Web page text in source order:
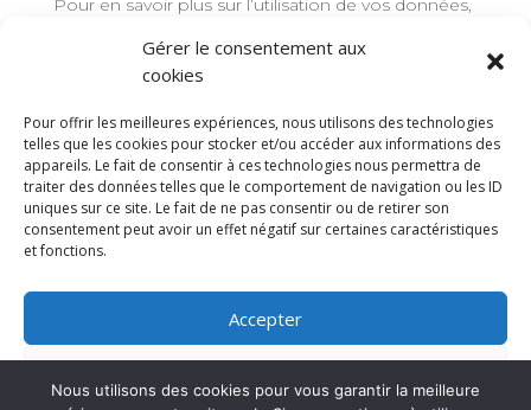
Gérer le consentement aux
cookies
Pour offrir les meilleures expériences, nous utilisons des technologies
telles que les cookies pour stocker et/ou accéder aux informations des
appareils. Le fait de consentir à ces technologies nous permettra de
traiter des données telles que le comportement de navigation ou les ID
uniques sur ce site. Le fait de ne pas consentir ou de retirer son
consentement peut avoir un effet négatif sur certaines caractéristiques
et fonctions.
Accepter
Pour en savoir plus sur l’utilisation de vos données,
Nous utilisons des cookies pour vous garantir la meilleure